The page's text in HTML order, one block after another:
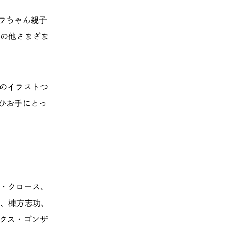
ちゃん親子
他さまざま
イラストつ
お手にとっ
クロース、
棟方志功、
ス・ゴンザ